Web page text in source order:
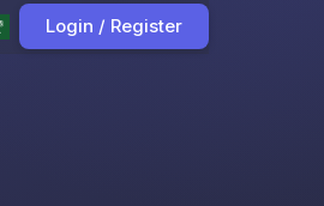
Login / Register